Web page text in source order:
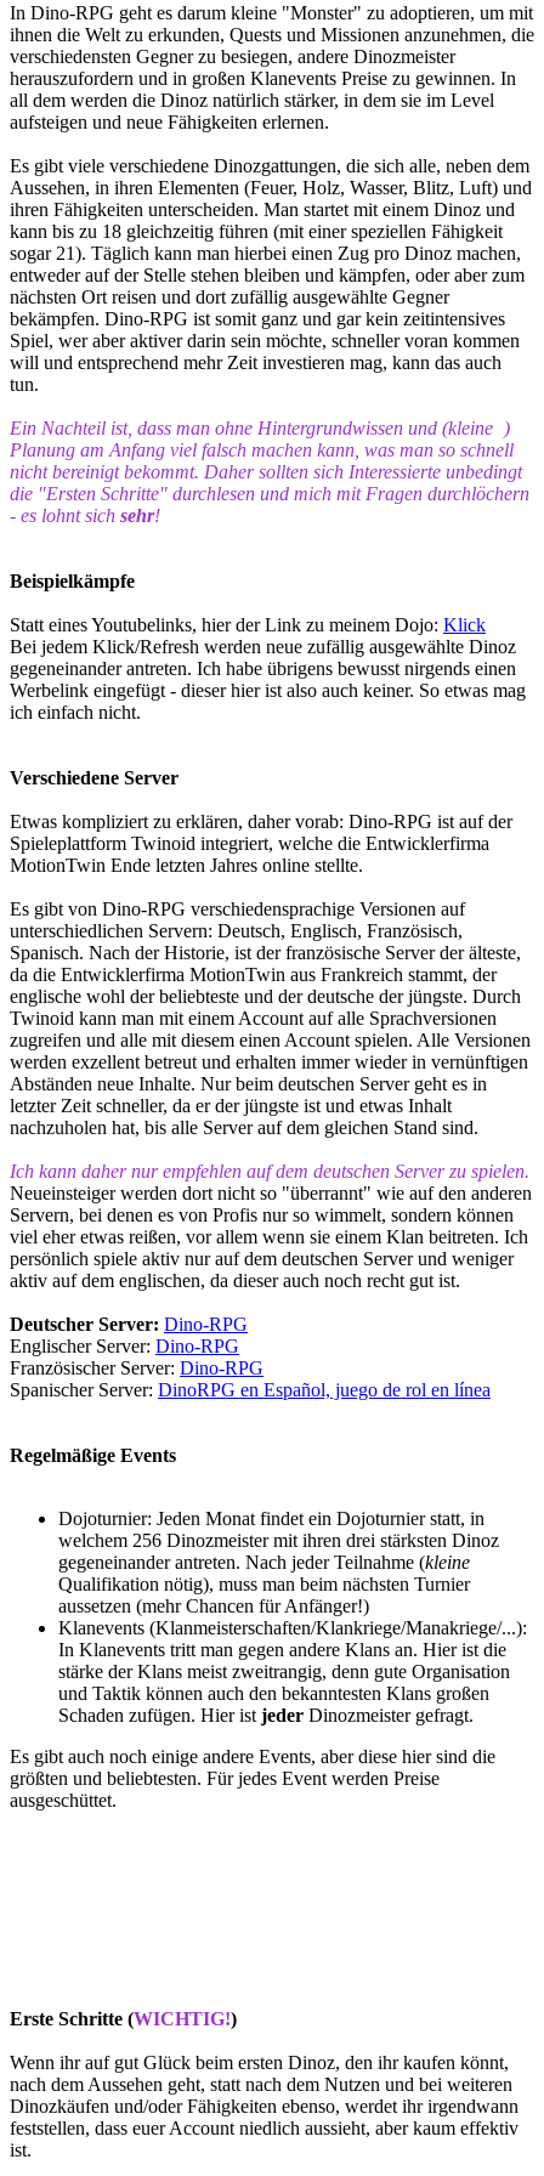
In Dino-RPG geht es darum kleine "Monster" zu adoptieren, um mit
ihnen die Welt zu erkunden, Quests und Missionen anzunehmen, die
verschiedensten Gegner zu besiegen, andere Dinozmeister
herauszufordern und in großen Klanevents Preise zu gewinnen. In
all dem werden die Dinoz natürlich stärker, in dem sie im Level
aufsteigen und neue Fähigkeiten erlernen.
Es gibt viele verschiedene Dinozgattungen, die sich alle, neben dem
Aussehen, in ihren Elementen (Feuer, Holz, Wasser, Blitz, Luft) und
ihren Fähigkeiten unterscheiden. Man startet mit einem Dinoz und
kann bis zu 18 gleichzeitig führen (mit einer speziellen Fähigkeit
sogar 21). Täglich kann man hierbei einen Zug pro Dinoz machen,
entweder auf der Stelle stehen bleiben und kämpfen, oder aber zum
nächsten Ort reisen und dort zufällig ausgewählte Gegner
bekämpfen. Dino-RPG ist somit ganz und gar kein zeitintensives
Spiel, wer aber aktiver darin sein möchte, schneller voran kommen
will und entsprechend mehr Zeit investieren mag, kann das auch
tun.
Ein Nachteil ist, dass man ohne Hintergrundwissen und (kleine )
Planung am Anfang viel falsch machen kann, was man so schnell
nicht bereinigt bekommt. Daher sollten sich Interessierte unbedingt
die "Ersten Schritte" durchlesen und mich mit Fragen durchlöchern
- es lohnt sich sehr!
Beispielkämpfe
Statt eines Youtubelinks, hier der Link zu meinem Dojo: Klick
Bei jedem Klick/Refresh werden neue zufällig ausgewählte Dinoz
gegeneinander antreten. Ich habe übrigens bewusst nirgends einen
Werbelink eingefügt - dieser hier ist also auch keiner. So etwas mag
ich einfach nicht.
Verschiedene Server
Etwas kompliziert zu erklären, daher vorab: Dino-RPG ist auf der
Spieleplattform Twinoid integriert, welche die Entwicklerfirma
MotionTwin Ende letzten Jahres online stellte.
Es gibt von Dino-RPG verschiedensprachige Versionen auf
unterschiedlichen Servern: Deutsch, Englisch, Französisch,
Spanisch. Nach der Historie, ist der französische Server der älteste,
da die Entwicklerfirma MotionTwin aus Frankreich stammt, der
englische wohl der beliebteste und der deutsche der jüngste. Durch
Twinoid kann man mit einem Account auf alle Sprachversionen
zugreifen und alle mit diesem einen Account spielen. Alle Versionen
werden exzellent betreut und erhalten immer wieder in vernünftigen
Abständen neue Inhalte. Nur beim deutschen Server geht es in
letzter Zeit schneller, da er der jüngste ist und etwas Inhalt
nachzuholen hat, bis alle Server auf dem gleichen Stand sind.
Ich kann daher nur empfehlen auf dem deutschen Server zu spielen.
Neueinsteiger werden dort nicht so "überrannt" wie auf den anderen
Servern, bei denen es von Profis nur so wimmelt, sondern können
viel eher etwas reißen, vor allem wenn sie einem Klan beitreten. Ich
persönlich spiele aktiv nur auf dem deutschen Server und weniger
aktiv auf dem englischen, da dieser auch noch recht gut ist.
Deutscher Server: Dino-RPG
Englischer Server: Dino-RPG
Französischer Server: Dino-RPG
Spanischer Server: DinoRPG en Español, juego de rol en línea
Regelmäßige Events
Dojoturnier: Jeden Monat findet ein Dojoturnier statt, in
welchem 256 Dinozmeister mit ihren drei stärksten Dinoz
gegeneinander antreten. Nach jeder Teilnahme (kleine
Qualifikation nötig), muss man beim nächsten Turnier
aussetzen (mehr Chancen für Anfänger!)
Klanevents (Klanmeisterschaften/Klankriege/Manakriege/...):
In Klanevents tritt man gegen andere Klans an. Hier ist die
stärke der Klans meist zweitrangig, denn gute Organisation
und Taktik können auch den bekanntesten Klans großen
Schaden zufügen. Hier ist jeder Dinozmeister gefragt.
Es gibt auch noch einige andere Events, aber diese hier sind die
größten und beliebtesten. Für jedes Event werden Preise
ausgeschüttet.
Erste Schritte (WICHTIG!)
Wenn ihr auf gut Glück beim ersten Dinoz, den ihr kaufen könnt,
nach dem Aussehen geht, statt nach dem Nutzen und bei weiteren
Dinozkäufen und/oder Fähigkeiten ebenso, werdet ihr irgendwann
feststellen, dass euer Account niedlich aussieht, aber kaum effektiv
ist.